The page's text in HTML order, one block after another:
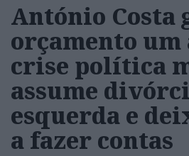
António Costa
orçamento um
crise política
assume
esquerda e
a fazer contas